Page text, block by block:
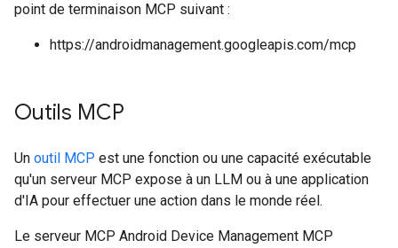
point de terminaison MCP suivant :
https://androidmanagement.googleapis.com/mcp
Outils MCP
Un outil MCP est une fonction ou une capacité exécutable
qu'un serveur MCP expose à un LLM ou à une application
d'IA pour effectuer une action dans le monde réel.
Le serveur MCP Android Device Management MCP